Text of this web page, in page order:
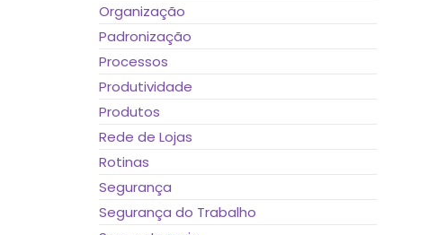
Organização
Padronização
Processos
Produtividade
Produtos
Rede de Lojas
Rotinas
Segurança
Segurança do Trabalho